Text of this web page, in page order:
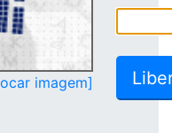
imagem]